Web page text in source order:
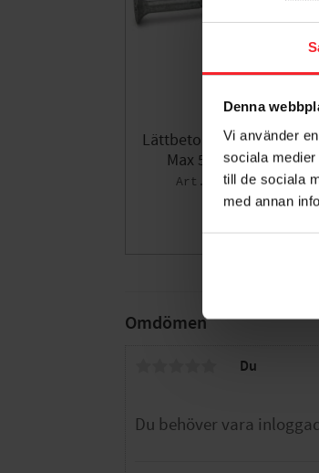
Denna
Vi använder
sociala
till de sociala
med annan
Omdömen
Du
​Lättbetongskruv
Max 50st, Fast 288401​
006845327
185KR